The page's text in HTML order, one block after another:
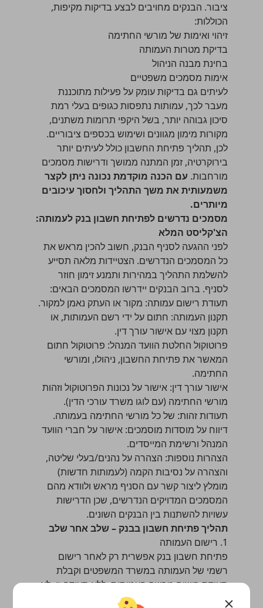
ציבור. הבנקים מחויבים לבצע בדיקות מקיפות,
הכוללות:
זיהוי ואימות של מורשי החתימה
בדיקת מטרות העמותה
בחינת מבנה הניהול
אימות מסמכים משפטיים
לעיתים גם בדיקות עומק על פעילות מתוכננת
מעבר לכך, עמותות נתפסות כגופים בעלי רמת
סיכון גבוהה יותר, בשל היקפי תרומות משתנים,
מקורות מימון מגוונים ושימוש בכספים ציבוריים.
לכן, תהליך פתיחת החשבון כולל לעיתים יותר
בירוקרטיה, זמן המתנה ממושך ודרישות מסמכים
מורחבות. עם הכנה מוקדמת נכונה ניתן לקצר
משמעותית את משך התהליך ולחסוך עיכובים
מיותרים.
מסמכים נדרשים לפתיחת חשבון בנק לעמותה:
הצ'קליסט המלא
לפני ההגעה לסניף הבנק, חשוב להכין מראש את
כל המסמכים הנדרשים. הצטיידות מלאה תסייע
להשלמת התהליך במהירות ותמנע זימון חוזר
לסניף. ברוב הבנקים יידרשו המסמכים הבאים:
תעודת רישום עמותה: מקור או העתק נאמן למקור.
תקנון העמותה: חתום על ידי רשם העמותות, או
תקנון מצוי עם אישור עורך דין.
פרוטוקול החלטת הוועד המנהל: פרוטוקול חתום
המאשר את פתיחת החשבון, ניהולו, ומורשי
החתימה.
אישור עורך דין: אישור על נכונות הפרוטוקול וזהות
מורשי החתימה (עם לוגו משרד עורכי הדין).
תעודות זהות: של כל מורשי החתימה בעמותה.
דיווח על מוסדות מוסמכים: אישור על חברי הוועד
המנהל ורשימת המייסדים.
הצהרות נוספות: הצהרה על נהנים/בעלי שליטה,
והצהרה על נסיבות הקמה (לעמותות חדשות)
מומלץ ליצור קשר עם הסניף מראש ולוודא מהם
המסמכים המדויקים הנדרשים, שכן הדרישות
עשויות להשתנות בין הבנקים השונים.
תהליך פתיחת חשבון בבנק – שלב אחר שלב
1. רישום העמותה
פתיחת חשבון בנק אפשרית רק לאחר רישום
רשמי של העמותה במשרד המשפטים וקבלת
תעודת רישום מרשם העמותות. ללא תעודה זו, לא
ניתן לפתוח חשבון בנק על שם העמותה.